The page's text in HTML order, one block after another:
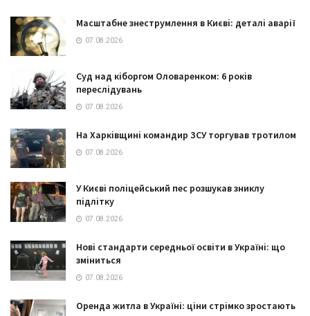
Масштабне знеструмлення в Києві: деталі аварії
07.08.2026
Суд над кіборгом Оловаренком: 6 років
переслідувань
07.08.2026
На Харківщині командир ЗСУ торгував тротилом
07.08.2026
У Києві поліцейський пес розшукав зниклу
підлітку
07.08.2026
Нові стандарти середньої освіти в Україні: що
зміниться
07.08.2026
Оренда житла в Україні: ціни стрімко зростають